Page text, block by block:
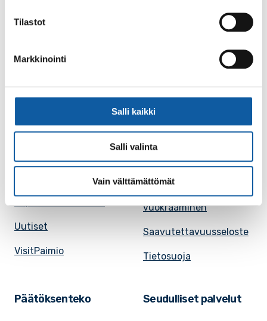
Tilastot
Markkinointi
Salli kaikki
Salli valinta
Vain välttämättömät
Tietoa Paimiosta
Kuntakortti
Paimion mediapankki
SunPaimio -
Uutiset
VisitPaimio
Evästeasetukset
Kaupungille osoitetut
laskut
Kokoustilojen
vuokraaminen
Saavutettavuusseloste
Tietosuoja
Päätöksenteko Seudulliset palvelut